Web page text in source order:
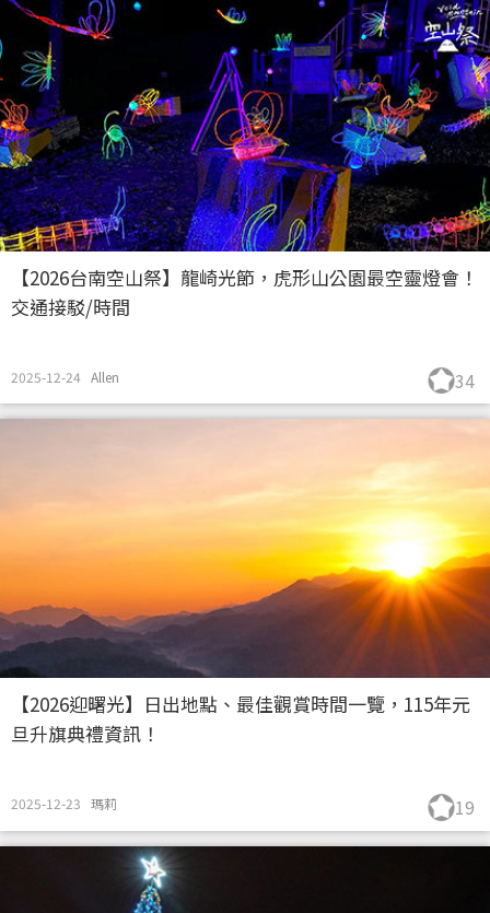
【2026台南空山祭】龍崎光節，虎形山公園最空靈燈會！
交通接駁/時間
2025-12-24 Allen 34
【2026迎曙光】日出地點、最佳觀賞時間一覽，115年元
旦升旗典禮資訊！
2025-12-23 瑪莉 19